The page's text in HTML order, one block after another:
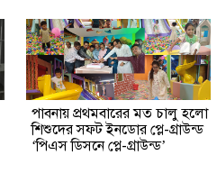
পাবনায় প্রথমবারের মত চালু হলো
শিশুদের সফট ইনডোর প্লে-গ্রাউন্ড
‘পিএস ডিসনে প্লে-গ্রাউন্ড’